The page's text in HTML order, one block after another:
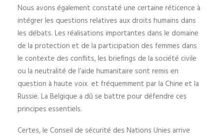
Nous avons également constaté une certaine réticence à
intégrer les questions relatives aux droits humains dans
les débats. Les réalisations importantes dans le domaine
de la protection et de la participation des femmes dans
le contexte des conflits, les briefings de la société civile
ou la neutralité de l’aide humanitaire sont remis en
question à haute voix et fréquemment par la Chine et la
Russie. La Belgique a dû se battre pour défendre ces
principes essentiels.
Certes, le Conseil de sécurité des Nations Unies arrive